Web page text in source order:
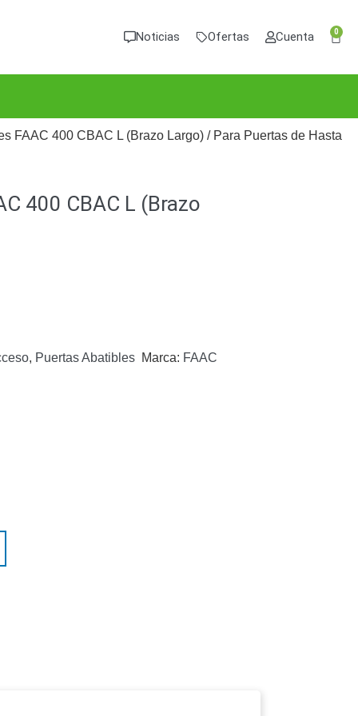
Noticias Ofertas Cuenta 0
FAAC 400 CBAC L (Brazo Largo) / Para Puertas de Hasta
400 CBAC L (Brazo
, Puertas Abatibles Marca: FAAC